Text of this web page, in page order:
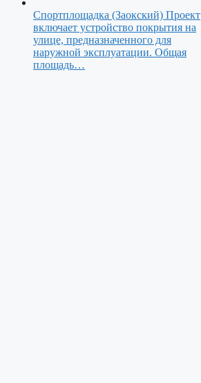
Спортплощадка (Заокский) Проект
включает устройство покрытия на
улице, предназначенного для
наружной эксплуатации. Общая
площадь…